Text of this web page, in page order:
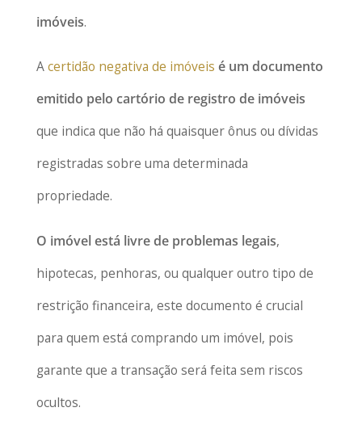
imóveis.
Acertidão negativa de imóveis é um documento
emitido pelo cartório de registro de imóveis
que indica que não há quaisquer ônus ou dívidas
registradas sobre uma determinada
propriedade.
O imóvel está livre de problemas legais,
hipotecas, penhoras, ou qualquer outro tipo de
restrição financeira, este documento é crucial
para quem está comprando um imóvel, pois
garante que a transação será feita sem riscos
ocultos.